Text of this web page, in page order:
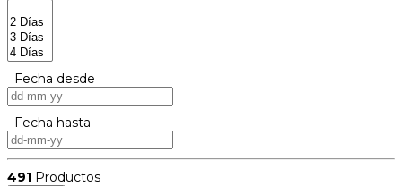
Fecha desde
Fecha hasta
491 Productos